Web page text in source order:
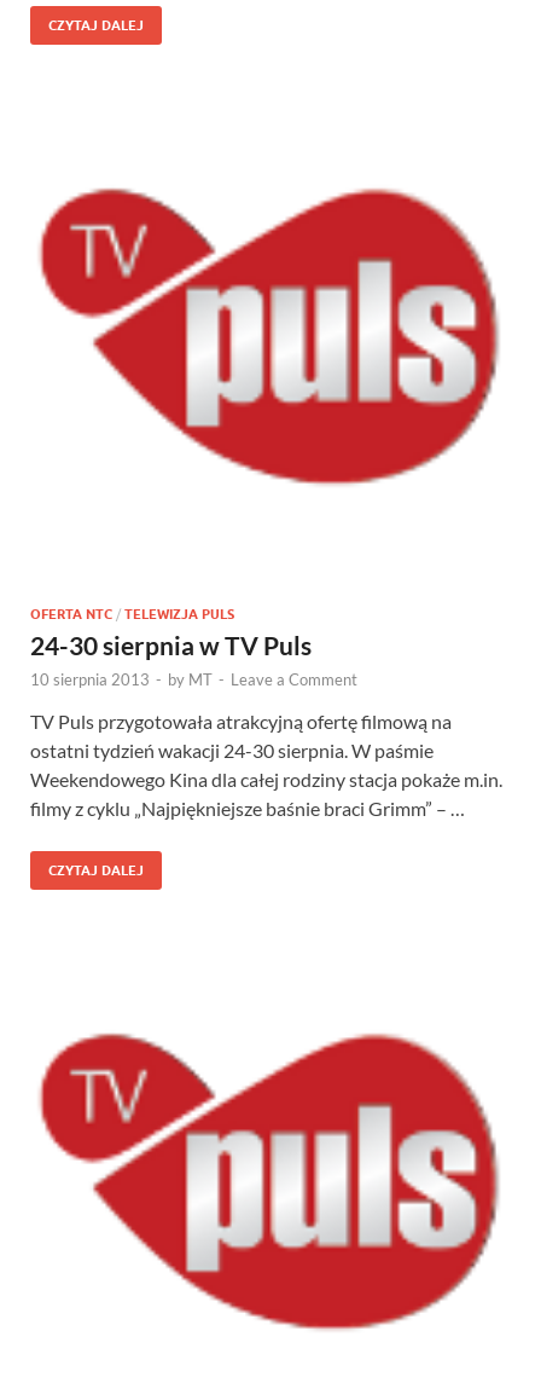
CZYTAJ DALEJ
OFERTA NTC / TELEWIZJA PULS
24-30 sierpnia w TV Puls
10 sierpnia 2013 - by MT - Leave a Comment
TV Puls przygotowała atrakcyjną ofertę filmową na
ostatni tydzień wakacji 24-30 sierpnia. W paśmie
Weekendowego Kina dla całej rodziny stacja pokaże m.in.
filmy z cyklu „Najpiękniejsze baśnie braci Grimm” – …
CZYTAJ DALEJ